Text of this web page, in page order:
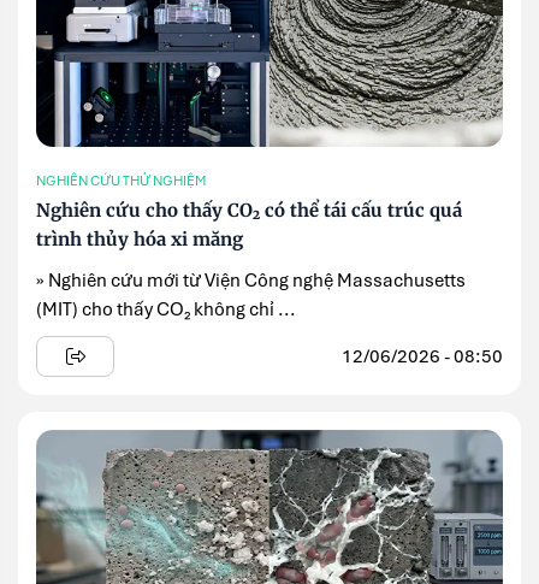
NGHIÊN CỨU THỬ NGHIỆM
Nghiên cứu cho thấy CO₂ có thể tái cấu trúc quá
trình thủy hóa xi măng
» Nghiên cứu mới từ Viện Công nghệ Massachusetts
(MIT) cho thấy CO₂ không chỉ ...
12/06/2026 - 08:50